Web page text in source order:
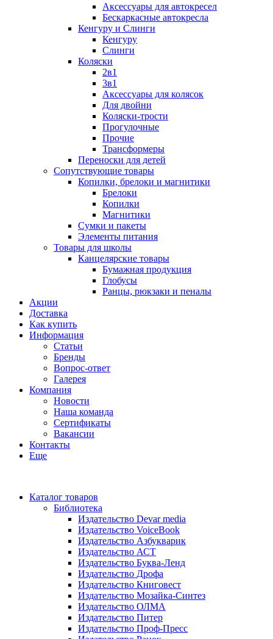
Аксессуары для автокресел
Бескаркасные автокресла
Кенгуру и Слинги
Кенгуру
Слинги
Коляски
2в1
3в1
Аксессуары для колясок
Для двойни
Коляски-трости
Прогулочные
Прочие
Трансформеры
Переноски для детей
Сопутствующие товары
Копилки, брелоки и магнитики
Брелоки
Копилки
Магнитики
Сумки и пакеты
Элементы питания
Товары для школы
Канцелярские товары
Бумажная продукция
Глобусы
Ранцы, рюкзаки и пеналы
Акции
Доставка
Как купить
Информация
Статьи
Бренды
Вопрос-ответ
Галерея
Компания
Новости
Наша команда
Сертификаты
Вакансии
Контакты
Еще
Каталог товаров
Библиотека
Издательство Devar media
Издательство VoiceBook
Издательство Азбукварик
Издательство АСТ
Издательство Буква-Ленд
Издательство Дрофа
Издательство Книговест
Издательство Мозайка-Синтез
Издательство ОЛМА
Издательство Питер
Издательство Проф-Пресс